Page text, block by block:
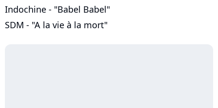
Indochine - "Babel Babel"
SDM - "A la vie à la mort"